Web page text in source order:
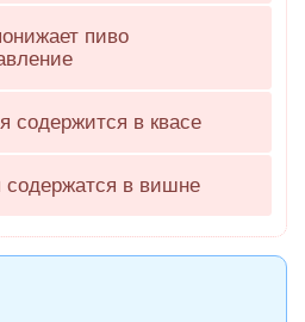
пиво
содержится в квасе
содержатся в вишне